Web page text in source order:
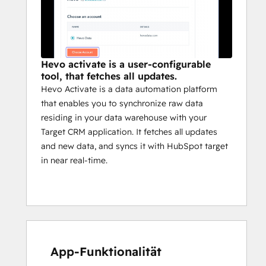
staging location and then synchronized
with HubSpot. The end of the Loading
stage marks the completion of the
Activation run.
Hevo activate is a user-configurable
tool, that fetches all updates.
Hevo Activate is a data automation platform
that enables you to synchronize raw data
residing in your data warehouse with your
Target CRM application. It fetches all updates
and new data, and syncs it with HubSpot target
in near real-time.
App-Funktionalität